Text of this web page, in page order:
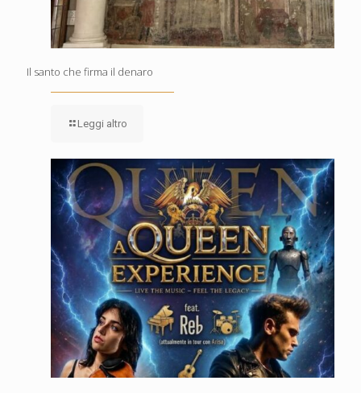
Il santo che firma il denaro
Leggi altro